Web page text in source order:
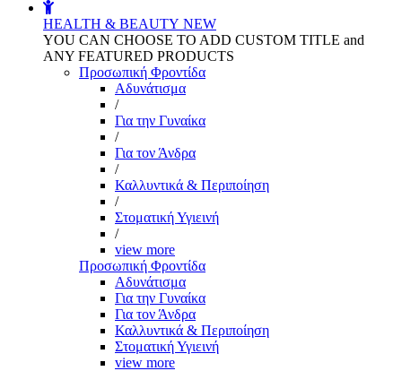
HEALTH & BEAUTY NEW
YOU CAN CHOOSE TO ADD CUSTOM TITLE and
ANY FEATURED PRODUCTS
Προσωπική Φροντίδα
Αδυνάτισμα
/
Για την Γυναίκα
/
Για τον Άνδρα
/
Καλλυντικά & Περιποίηση
/
Στοματική Υγιεινή
/
view more
Προσωπική Φροντίδα
Αδυνάτισμα
Για την Γυναίκα
Για τον Άνδρα
Καλλυντικά & Περιποίηση
Στοματική Υγιεινή
view more